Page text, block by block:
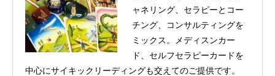
ャネリング、セラピーとコー
チング、コンサルティングを
ミックス。メディスンカー
ド、セルフセラピーカードを
中心にサイキックリーディングも交えてのご提供です。